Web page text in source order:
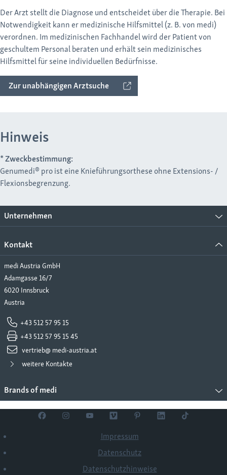
Der Arzt stellt die Diagnose und entscheidet über die Therapie. Bei
Notwendigkeit kann er medizinische Hilfsmittel (z. B. von medi)
verordnen. Im medizinischen Fachhandel wird der Patient von
geschultem Personal beraten und erhält sein medizinisches
Hilfsmittel für seine individuellen Bedürfnisse.
Zur unabhängigen Arztsuche
Hinweis
* Zweckbestimmung:
Genumedi® pro ist eine Knieführungsorthese ohne Extensions- /
Flexionsbegrenzung.
Unternehmen
Kontakt
medi Austria GmbH
Adamgasse 16/7
6020 Innsbruck
Austria
+43 512 57 95 15
+43 512 57 95 15 45
vertrieb@ medi-austria.at
weitere Kontakte
Brands of medi
Impressum
Datenschutz
Datenschutzhinweise